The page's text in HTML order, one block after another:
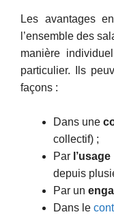
Les avantages
l’ensemble des
manière
particulier. Ils
façons :
Dans une
collectif) ;
Par l’usage
depuis
Par un
Dans le